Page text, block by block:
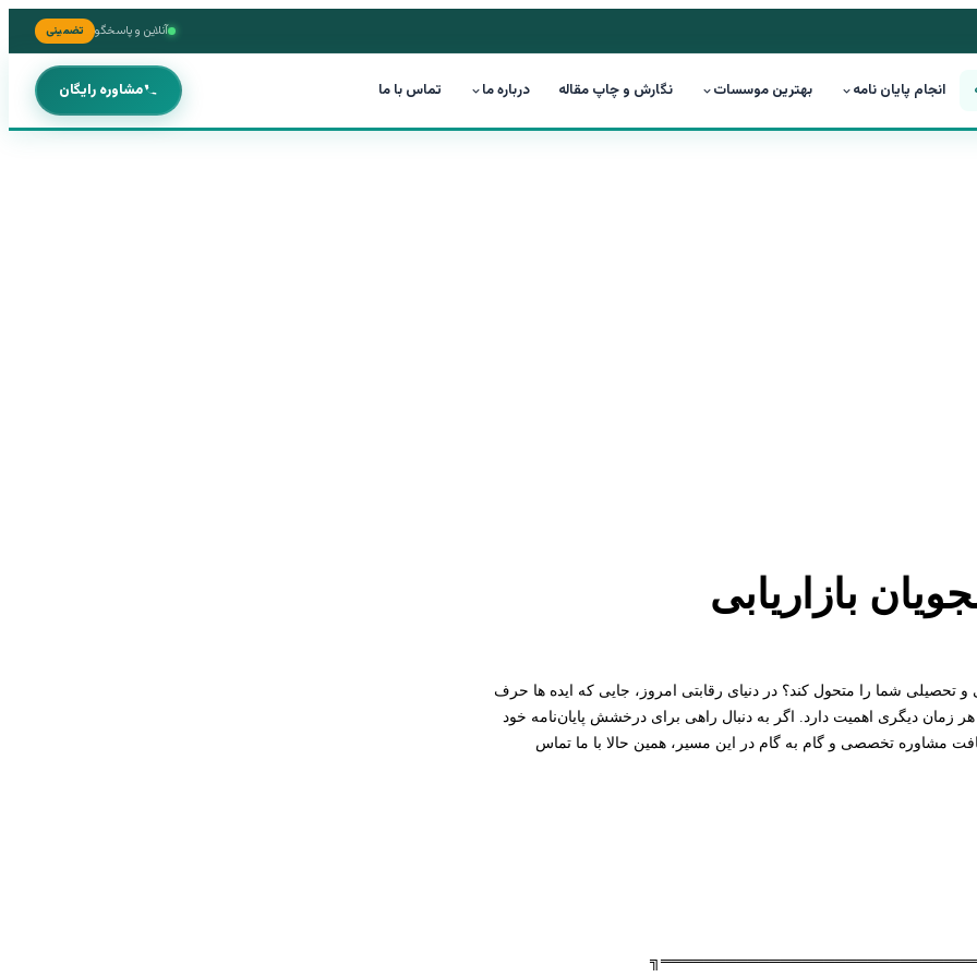
آنلاین و پاسخگو تضمینی
انجام پایان نامه بهترین موسسات نگارش و چاپ مقاله درباره ما تماس با ما مشاوره رایگان
بازاریابی
و تحصیلی شما را متحول کند؟ در دنیای رقابتی امروز، جایی که ایده ها حرف
زمان دیگری اهمیت دارد. اگر به دنبال راهی برای درخشش پایان‌نامه خود
مشاوره تخصصی و گام به گام در این مسیر، همین حالا با ما تماس